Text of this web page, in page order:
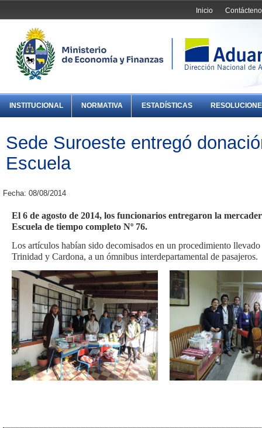
Inicio
INSTITUCIONAL NORMATIVA ESTADÍSTICAS
Sede Suroeste entregó
Escuela
Fecha: 08/08/2014
El 6 de agosto de 2014, los funcionarios entregaron la
Escuela de tiempo completo Nº 76.
Los artículos habían sido decomisados en un procedimiento
Trinidad y Cardona, a un ómnibus interdepartamental de pasajeros.